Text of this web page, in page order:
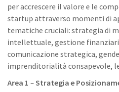
per accrescere il valore e le
startup attraverso momenti di
tematiche cruciali: strategia di
intellettuale, gestione
comunicazione strategica,
imprenditorialità consapevole,
Area 1 – Strategia e